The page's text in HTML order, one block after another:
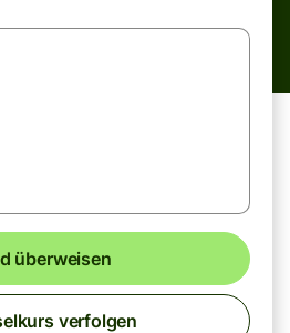
überweisen
verfolgen